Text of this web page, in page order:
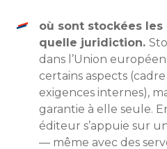
où sont stockées
quelle juridiction.
dans l’Union
certains aspects
exigences internes),
garantie à elle seule.
éditeur s’appuie sur
— même avec des